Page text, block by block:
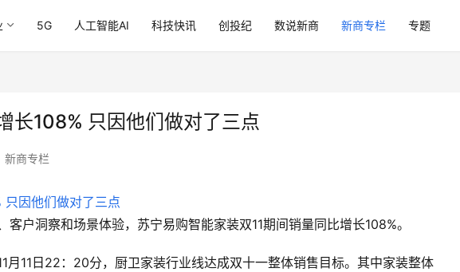
5G 人工智能AI 科技快讯 创投纪 数说新商 新商专栏 专题
长108% 只因他们做对了三点
新商专栏
客户洞察和场景体验，苏宁易购智能家装双11期间销量同比增长108%。
月11日22：20分，厨卫家装行业线达成双十一整体销售目标。其中家装整体